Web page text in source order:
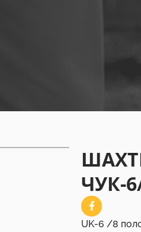
ЧУК-
UK-6 /8